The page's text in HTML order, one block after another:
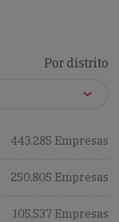
Por distrito
443,285 Empresas
250,805 Empresas
105,537 Empresas